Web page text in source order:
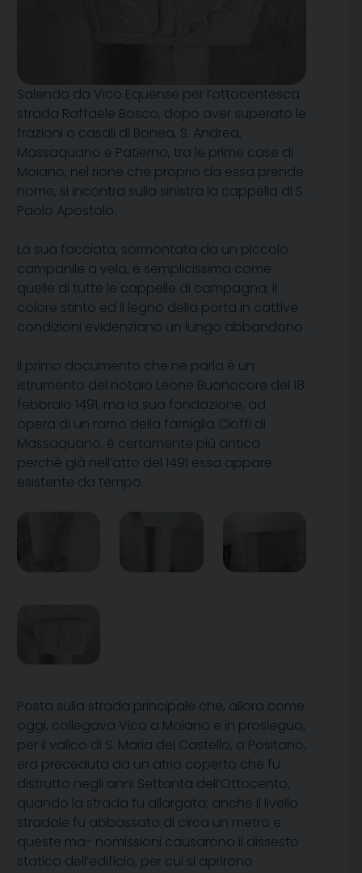
Salendo da Vico Equense per l’ottocentesca
strada Raffaele Bosco, dopo aver superato le
frazioni o casali di Bonea, S. Andrea,
Massaquano e Patierno, tra le prime case di
Moiano, nel rione che proprio da essa prende
nome, si incontra sulla sinistra la cappella di S.
Paolo Apostolo.
La sua facciata, sormontata da un piccolo
campanile a vela, è semplicissima come
quelle di tutte le cappelle di campagna; il
colore stinto ed il legno della porta in cattive
condizioni evidenziano un lungo abbandono.
Il primo documento che ne parla è un
istrumento del notaio Leone Buonocore del 18
febbraio 1491, ma la sua fondazione, ad
opera di un ramo della famiglia Cioffi di
Massaquano, è certamente più antica
perché già nell’atto del 1491 essa appare
esistente da tempo.
Posta sulla strada principale che, allora come
oggi, collegava Vico a Moiano e in prosieguo,
per il valico di S. Maria del Castello, a Positano,
era preceduta da un atrio coperto che fu
distrutto negli anni Settanta dell’Ottocento,
quando la strada fu allargata; anche il livello
stradale fu abbassato di circa un metro e
queste ma- nomissioni causarono il dissesto
statico dell’edificio, per cui si aprirono